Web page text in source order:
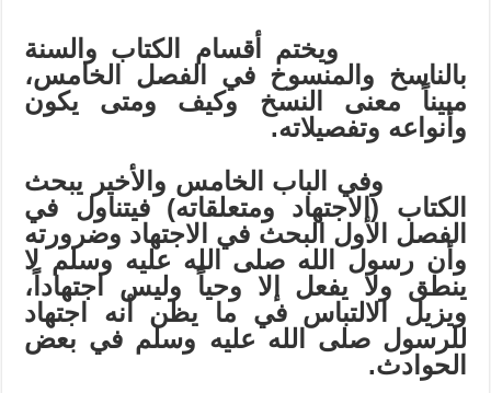
ويختم أقسام الكتاب والسنة
بالناسخ والمنسوخ في الفصل الخامس،
مبيناً معنى النسخ وكيف ومتى يكون
وأنواعه وتفصيلاته.
وفي الباب الخامس والأخير يبحث
الكتاب (الاجتهاد ومتعلقاته) فيتناول في
الفصل الأول البحث في الاجتهاد وضرورته
وأن رسول الله صلى الله عليه وسلم لا
ينطق ولا يفعل إلا وحياً وليس اجتهاداً،
ويزيل الالتباس في ما يظن أنه اجتهاد
للرسول صلى الله عليه وسلم في بعض
الحوادث.